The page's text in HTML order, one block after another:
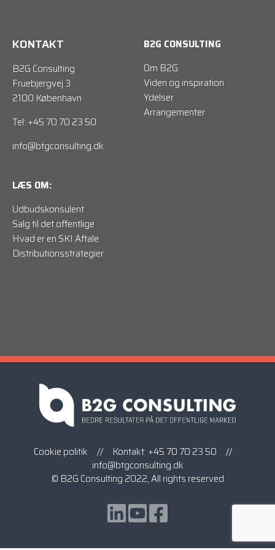
KONTAKT
B2G Consulting
Fruebjergvej 3
2100 København
Tel: +45 70 70 23 50
info@btgconsulting.dk
B2G CONSULTING
Om B2G
Viden og inspiration
Ydelser
Arrangementer
LÆS OM:
Udbudskonsulent
Salg til det offentlige
Hvad er en SKI Aftale
Distributionsstrategier
Cookie politik // Kontakt: +45 70 70 23 50 //
info@btgconsulting.dk
© B2G Consulting 2022, All rights reserved